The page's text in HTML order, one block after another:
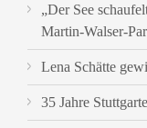
„Der See
Martin-Walser-
Lena Schätte
35 Jahre